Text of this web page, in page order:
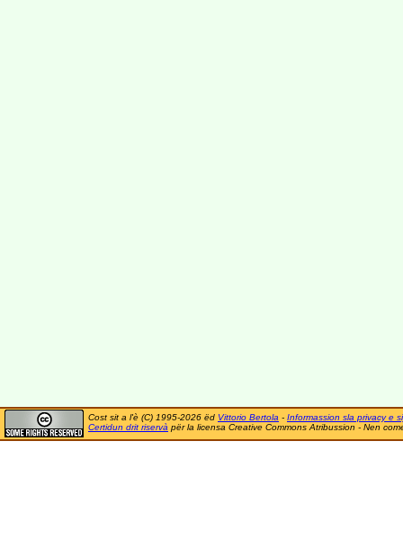
Cost sit a l'è (C) 1995-2026 ëd Vittorio Bertola - Informassion sla privacy e
Certidun drit riservà për la licensa Creative Commons Atribussion - Nen